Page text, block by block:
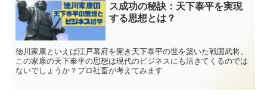
ス成功の秘訣：天下泰平を実現
する思想とは？
徳川家康といえば江戸幕府を開き天下泰平の世を築いた戦国武将。
この家康の天下泰平の思想は現代のビジネスにも活きてくるのでは
ないでしょうか？プロ社畜が考えてみます